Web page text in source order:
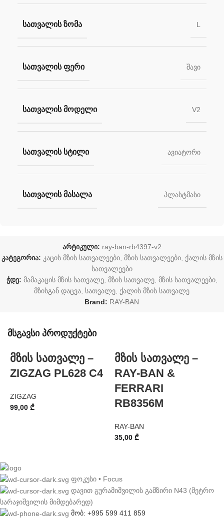
ᲡᲐᲗᲕᲐᲚᲘᲡ ᲖᲝᲛᲐ L
ᲡᲐᲗᲕᲐᲚᲘᲡ ᲤᲔᲠᲘ შავი
ᲡᲐᲗᲕᲐᲚᲘᲡ ᲛᲝᲓᲔᲚᲘ V2
ᲡᲐᲗᲕᲐᲚᲘᲡ ᲡᲢᲘᲚᲘ ავიატორი
ᲡᲐᲗᲕᲐᲚᲘᲡ ᲛᲐᲡᲐᲚᲐ პლასტმასი
არტიკული: ray-ban-rb4397-v2
კატეგორია: კაცის მზის სათვალეები, მზის სათვალეები, ქალის მზის
სათვალეები
ჭდე: მამაკაცის მზის სათვალე, მზის სათვალე, მზის სათვალეები,
მზისგან დაცვა, სათვალე, ქალის მზის სათვალე
Brand: RAY-BAN
მსგავსი პროდუქტები
მზის სათვალე –
ZIGZAG PL628 C4
ZIGZAG
99,00 ₾
მზის სათვალე –
RAY-BAN &
FERRARI
RB8356M
RAY-BAN
35,00 ₾
ფოკუსი • Focus
დავით გურამიშვილის გამზირი N43 (მეტრო
სარაჯიშვილის მიმდებარედ)
მობ: +995 599 411 859